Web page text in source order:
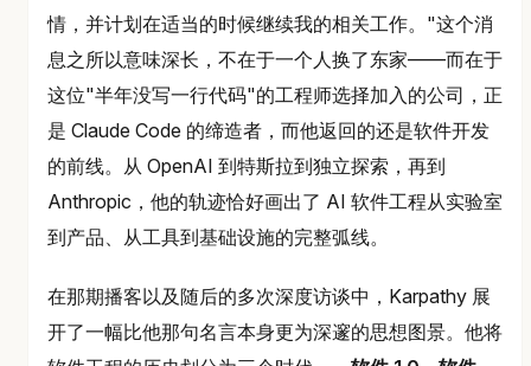
情，并计划在适当的时候继续我的相关工作。"这个消
息之所以意味深长，不在于一个人换了东家——而在于
这位"半年没写一行代码"的工程师选择加入的公司，正
是 Claude Code 的缔造者，而他返回的还是软件开发
的前线。从 OpenAI 到特斯拉到独立探索，再到
Anthropic，他的轨迹恰好画出了 AI 软件工程从实验室
到产品、从工具到基础设施的完整弧线。
在那期播客以及随后的多次深度访谈中，Karpathy 展
开了一幅比他那句名言本身更为深邃的思想图景。他将